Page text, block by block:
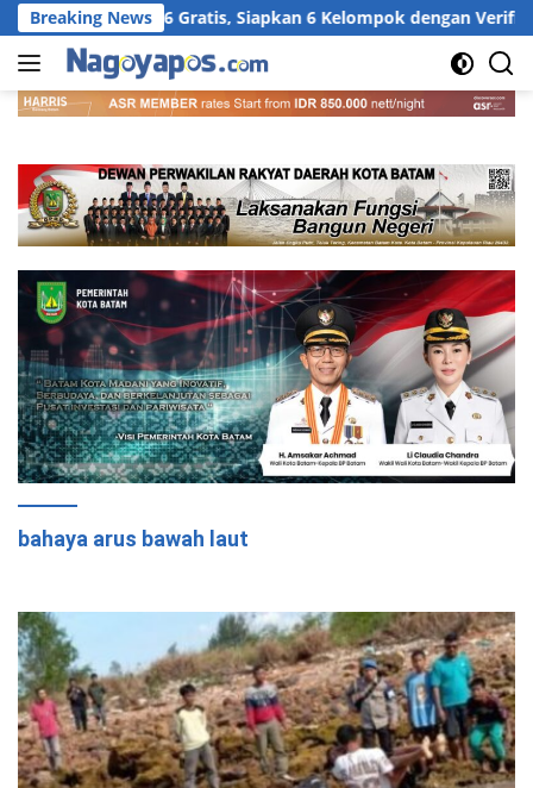
Langsung
ke
konten
Breaking News
Akbar 2026 Gratis, Siapkan 6 Kelompok dengan Verifikasi Ketat
bahaya arus bawah laut